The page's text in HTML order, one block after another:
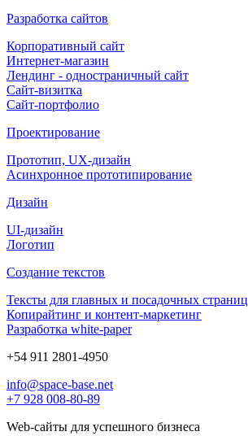
Разработка сайтов
Корпоративный сайт
Интернет-магазин
Лендинг - одностраничный сайт
Сайт-визитка
Сайт-портфолио
Проектирование
Прототип, UX-дизайн
Асинхронное прототипирование
Дизайн
UI-дизайн
Логотип
Создание текстов
Тексты для главных и посадочных страниц
Копирайтинг и контент-маркетинг
Разработка white-paper
+54 911 2801-4950
info@space-base.net
+7 928 008-80-89
Web-сайты для успешного бизнеса